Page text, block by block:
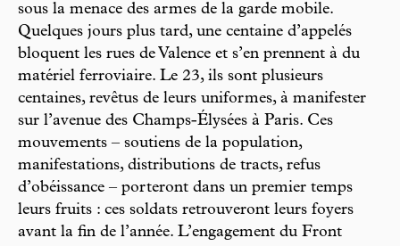
sous la menace des armes de la garde mobile.
Quelques jours plus tard, une centaine d’appelés
bloquent les rues de Valence et s’en prennent à du
matériel ferroviaire. Le 23, ils sont plusieurs
centaines, revêtus de leurs uniformes, à manifester
sur l’avenue des Champs-Élysées à Paris. Ces
mouvements – soutiens de la population,
manifestations, distributions de tracts, refus
d’obéissance – porteront dans un premier temps
leurs fruits : ces soldats retrouveront leurs foyers
avant la fin de l’année. L’engagement du Front